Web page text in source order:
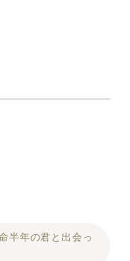
半年の君と出会っ